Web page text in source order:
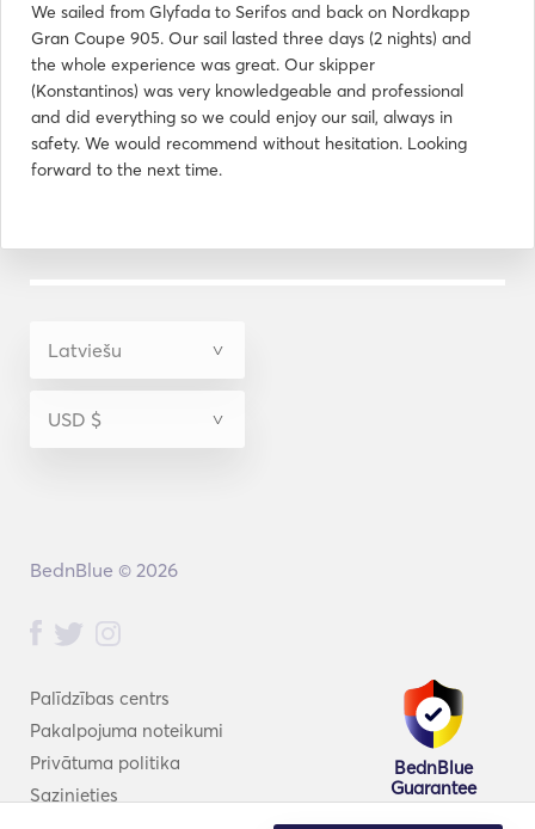
We sailed from Glyfada to Serifos and back on Nordkapp
Gran Coupe 905. Our sail lasted three days (2 nights) and
the whole experience was great. Our skipper
(Konstantinos) was very knowledgeable and professional
and did everything so we could enjoy our sail, always in
safety. We would recommend without hesitation. Looking
forward to the next time.
Palīdzības centrs
Pakalpojuma noteikumi
Privātuma politika
Sazinieties
BednBlue
Guarantee
BednBlue © 2026